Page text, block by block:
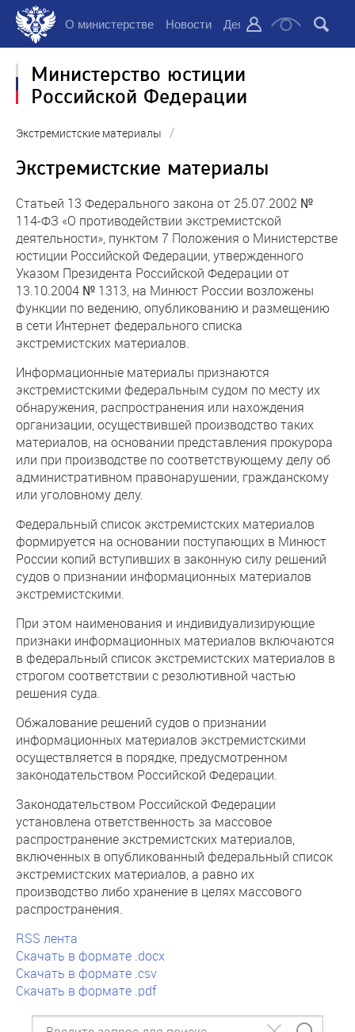
О министерстве Новости Деятельность
Министерство юстиции
Российской Федерации
Экстремистские материалы /
Экстремистские материалы
Статьей 13 Федерального закона от 25.07.2002 №
114-ФЗ «О противодействии экстремистской
деятельности», пунктом 7 Положения о Министерстве
юстиции Российской Федерации, утвержденного
Указом Президента Российской Федерации от
13.10.2004 № 1313, на Минюст России возложены
функции по ведению, опубликованию и размещению
в сети Интернет федерального списка
экстремистских материалов.
Информационные материалы признаются
экстремистскими федеральным судом по месту их
обнаружения, распространения или нахождения
организации, осуществившей производство таких
материалов, на основании представления прокурора
или при производстве по соответствующему делу об
административном правонарушении, гражданскому
или уголовному делу.
Федеральный список экстремистских материалов
формируется на основании поступающих в Минюст
России копий вступивших в законную силу решений
судов о признании информационных материалов
экстремистскими.
При этом наименования и индивидуализирующие
признаки информационных материалов включаются
в федеральный список экстремистских материалов в
строгом соответствии с резолютивной частью
решения суда.
Обжалование решений судов о признании
информационных материалов экстремистскими
осуществляется в порядке, предусмотренном
законодательством Российской Федерации.
Законодательством Российской Федерации
установлена ответственность за массовое
распространение экстремистских материалов,
включенных в опубликованный федеральный список
экстремистских материалов, а равно их
производство либо хранение в целях массового
распространения.
RSS лента
Скачать в формате .docx
Скачать в формате .csv
Скачать в формате .pdf